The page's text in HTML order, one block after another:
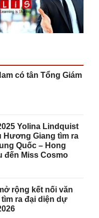
có tân Tổng Giám
Yolina Lindquist
Hương Giang tìm ra
Quốc – Hong
đến Miss Cosmo
rộng kết nối văn
tìm ra đại diện dự